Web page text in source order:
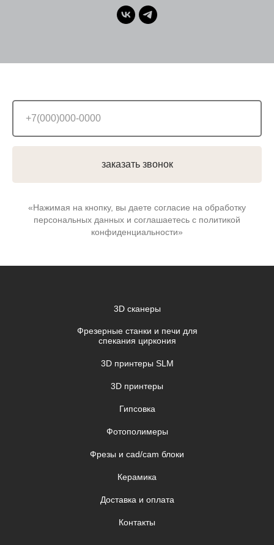
заказать звонок
«Нажимая на кнопку, вы даете согласие на обработку
персональных данных и соглашаетесь c политикой
конфиденциальности»
3D сканеры
Фрезерные станки и печи для
спекания циркония
3D принтеры SLM
3D принтеры
Гипсовка
Фотополимеры
Фрезы и cad/cam блоки
Керамика
Доставка и оплата
Контакты